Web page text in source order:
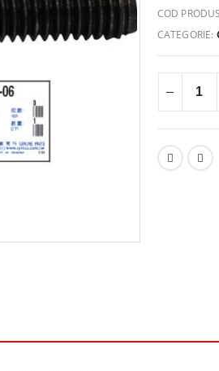
COD
CATEGORIE: